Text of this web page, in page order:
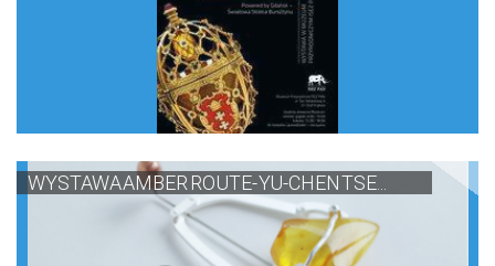
WYSTAWA AMBER ROUTE- YU-CHEN TSE...